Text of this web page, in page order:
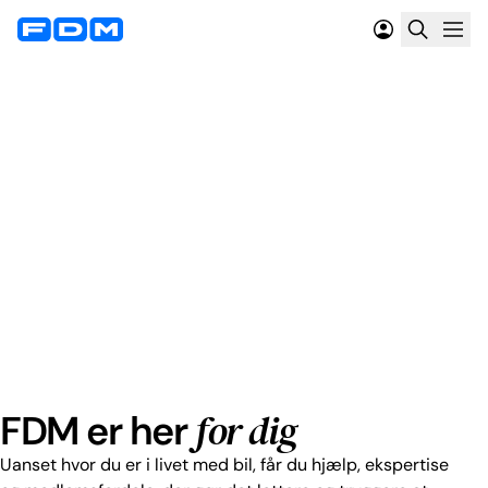
FDM er herfor dig
Uanset hvor du er i livet med bil, får du hjælp, ekspertise